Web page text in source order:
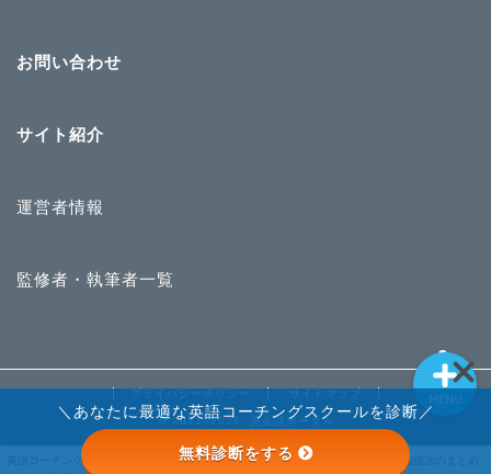
お問い合わせ
サイト紹介
運営者情報
監修者・執筆者一覧
2021–2026 英会話ポータル
英語コーチングランキ
ライザップイングリッ
STRAIL 英語勉強法のまとめ
MENU
＼あなたに最適な英語コーチングスクールを診断／
無料診断をする